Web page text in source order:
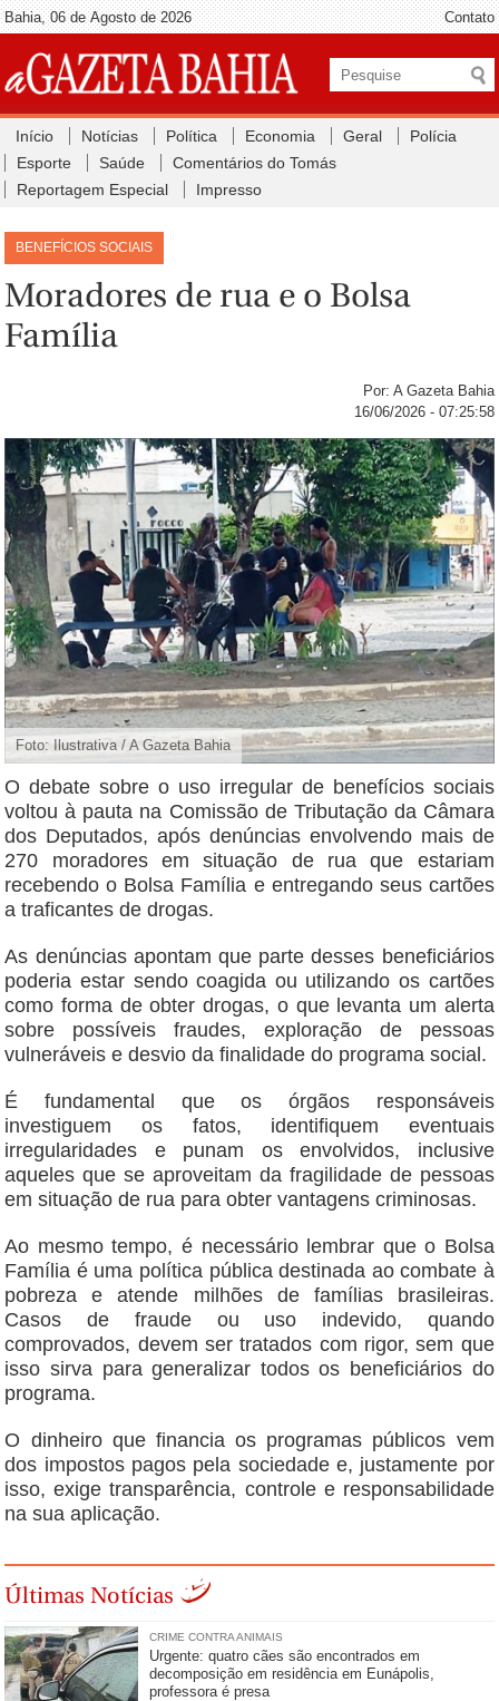
Bahia, 06 de Agosto de 2026 Contato
Início Notícias Política Economia Geral
Polícia
Esporte
Saúde
Comentários do Tomás
Reportagem Especial
Impresso
BENEFÍCIOS SOCIAIS
Moradores de rua e o Bolsa
Família
Por: A Gazeta Bahia
16/06/2026 - 07:25:58
Foto: Ilustrativa / A Gazeta Bahia
O debate sobre o uso irregular de benefícios sociais
voltou à pauta na Comissão de Tributação da Câmara
dos Deputados, após denúncias envolvendo mais de
270 moradores em situação de rua que estariam
recebendo o Bolsa Família e entregando seus cartões
a traficantes de drogas.
As denúncias apontam que parte desses beneficiários
poderia estar sendo coagida ou utilizando os cartões
como forma de obter drogas, o que levanta um alerta
sobre possíveis fraudes, exploração de pessoas
vulneráveis e desvio da finalidade do programa social.
É fundamental que os órgãos responsáveis
investiguem os fatos, identifiquem eventuais
irregularidades e punam os envolvidos, inclusive
aqueles que se aproveitam da fragilidade de pessoas
em situação de rua para obter vantagens criminosas.
Ao mesmo tempo, é necessário lembrar que o Bolsa
Família é uma política pública destinada ao combate à
pobreza e atende milhões de famílias brasileiras.
Casos de fraude ou uso indevido, quando
comprovados, devem ser tratados com rigor, sem que
isso sirva para generalizar todos os beneficiários do
programa.
O dinheiro que financia os programas públicos vem
dos impostos pagos pela sociedade e, justamente por
isso, exige transparência, controle e responsabilidade
na sua aplicação.
Últimas Notícias
CRIME CONTRA ANIMAIS
Urgente: quatro cães são encontrados em
decomposição em residência em Eunápolis,
professora é presa